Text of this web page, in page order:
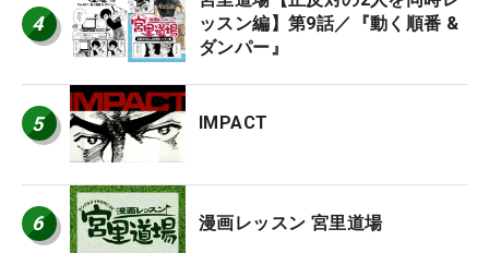
4
ッスン編】第9話／『動く順番 &
ダンパー』
5 IMPACT
6 漫画レッスン 宮里道場